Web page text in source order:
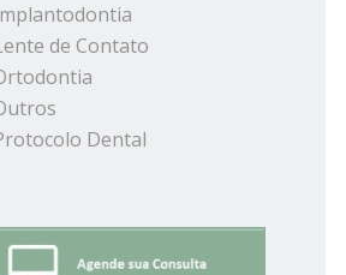
de Contato
Dental